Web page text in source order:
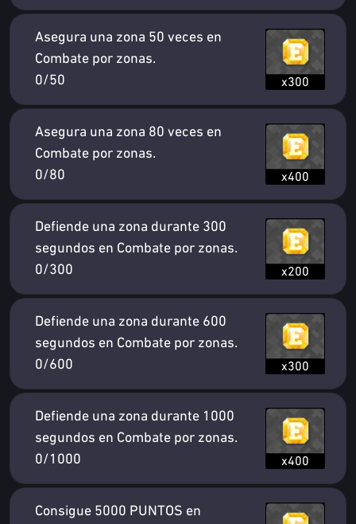
Asegura una zona 50 veces en
Combate por zonas.
0/50
x300
Asegura una zona 80 veces en
Combate por zonas.
0/80
x400
Defiende una zona durante 300
segundos en Combate por zonas.
0/300
x200
Defiende una zona durante 600
segundos en Combate por zonas.
0/600
x300
Defiende una zona durante 1000
segundos en Combate por zonas.
0/1000
x400
Consigue 5000 PUNTOS en